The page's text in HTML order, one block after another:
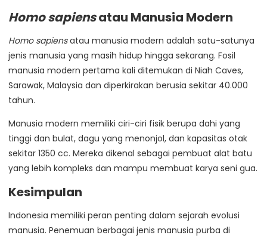
Homo sapiensatau Manusia Modern
Homo sapiensatau manusia modern adalah satu-satunya
jenis manusia yang masih hidup hingga sekarang. Fosil
manusia modern pertama kali ditemukan di Niah Caves,
Sarawak, Malaysia dan diperkirakan berusia sekitar 40.000
tahun.
Manusia modern memiliki ciri-ciri fisik berupa dahi yang
tinggi dan bulat, dagu yang menonjol, dan kapasitas otak
sekitar 1350 cc. Mereka dikenal sebagai pembuat alat batu
yang lebih kompleks dan mampu membuat karya seni gua.
Kesimpulan
Indonesia memiliki peran penting dalam sejarah evolusi
manusia. Penemuan berbagai jenis manusia purba di